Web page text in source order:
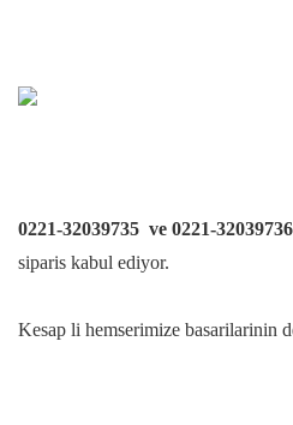
0221-32039735 ve 0221-32039736
siparis kabul ediyor.
Kesap li hemserimize basarilarinin